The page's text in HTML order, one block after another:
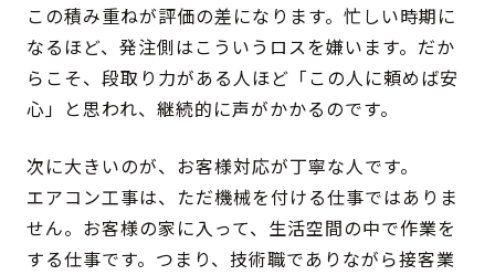
この積み重ねが評価の差になります。忙しい時期に
なるほど、発注側はこういうロスを嫌います。だか
らこそ、段取り力がある人ほど「この人に頼めば安
心」と思われ、継続的に声がかかるのです。
次に大きいのが、お客様対応が丁寧な人です。
エアコン工事は、ただ機械を付ける仕事ではありま
せん。お客様の家に入って、生活空間の中で作業を
する仕事です。つまり、技術職でありながら接客業